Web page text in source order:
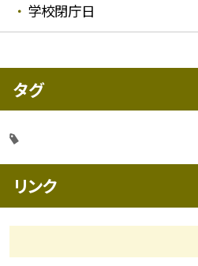
学校閉庁日
タグ
リンク